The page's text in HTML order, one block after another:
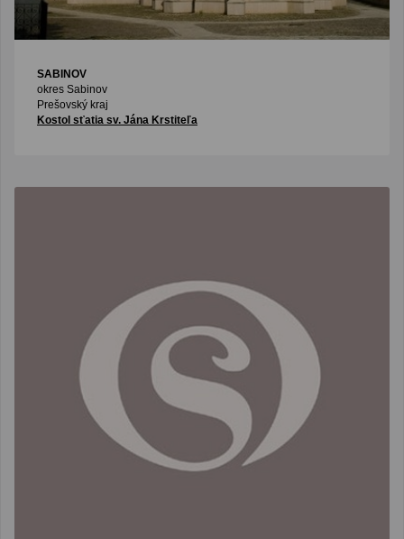
SABINOV
okres Sabinov
Prešovský kraj
Kostol sťatia sv. Jána Krstiteľa